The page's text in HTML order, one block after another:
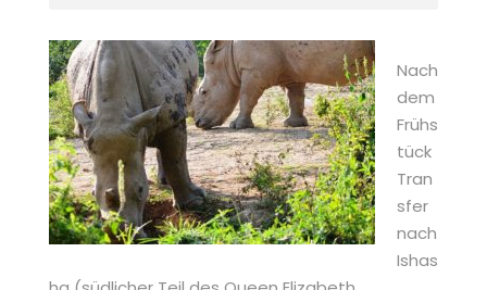
Nach
dem
Frühs
tück
Tran
sfer
nach
Ishas